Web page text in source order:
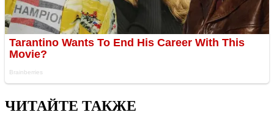
ЧИТАЙТЕ ТАКЖЕ